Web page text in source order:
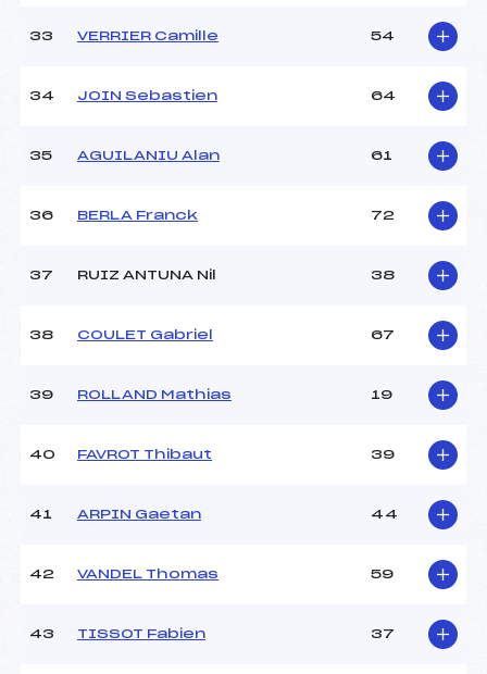
33 VERRIER Camille 54
34 JOIN Sebastien 64
35 AGUILANIU Alan 61
36 BERLA Franck 72
37 RUIZ ANTUNA Nil 38
38 COULET Gabriel 67
39 ROLLAND Mathias 19
40 FAVROT Thibaut 39
41 ARPIN Gaetan 44
42 VANDEL Thomas 59
43 TISSOT Fabien 37